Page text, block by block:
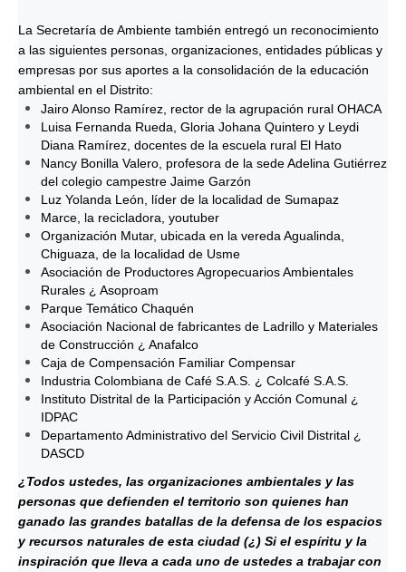
La Secretaría de Ambiente también entregó un reconocimiento
a las siguientes personas, organizaciones, entidades públicas y
empresas por sus aportes a la consolidación de la educación
ambiental en el Distrito:
Jairo Alonso Ramírez, rector de la agrupación rural OHACA
Luisa Fernanda Rueda, Gloria Johana Quintero y Leydi
Diana Ramírez, docentes de la escuela rural El Hato
Nancy Bonilla Valero, profesora de la sede Adelina Gutiérrez
del colegio campestre Jaime Garzón
Luz Yolanda León, líder de la localidad de Sumapaz
Marce, la recicladora, youtuber
Organización Mutar, ubicada en la vereda Agualinda,
Chiguaza, de la localidad de Usme
Asociación de Productores Agropecuarios Ambientales
Rurales ¿ Asoproam
Parque Temático Chaquén
Asociación Nacional de fabricantes de Ladrillo y Materiales
de Construcción ¿ Anafalco
Caja de Compensación Familiar Compensar
Industria Colombiana de Café S.A.S. ¿ Colcafé S.A.S.
Instituto Distrital de la Participación y Acción Comunal ¿
IDPAC
Departamento Administrativo del Servicio Civil Distrital ¿
DASCD
¿Todos ustedes, las organizaciones ambientales y las
personas que defienden el territorio son quienes han
ganado las grandes batallas de la defensa de los espacios
y recursos naturales de esta ciudad (¿) Si el espíritu y la
inspiración que lleva a cada uno de ustedes a trabajar con